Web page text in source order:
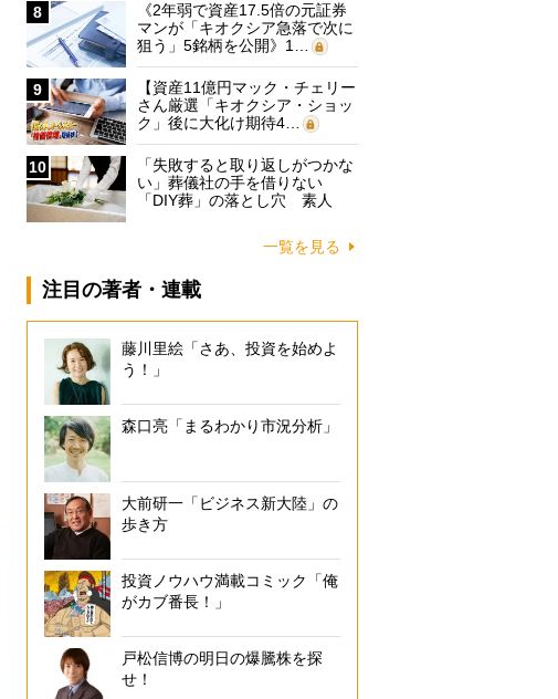
8
《2年弱で資産17.5倍の元証券
マンが「キオクシア急落で次に
狙う」5銘柄を公開》1…
9
【資産11億円マック・チェリー
さん厳選「キオクシア・ショッ
ク」後に大化け期待4…
10
「失敗すると取り返しがつかな
い」葬儀社の手を借りない
「DIY葬」の落とし穴 素人
一覧を見る
注目の著者・連載
藤川里絵「さあ、投資を始めよ
う！」
森口亮「まるわかり市況分析」
大前研一「ビジネス新大陸」の
歩き方
投資ノウハウ満載コミック「俺
がカブ番長！」
戸松信博の明日の爆騰株を探
せ！